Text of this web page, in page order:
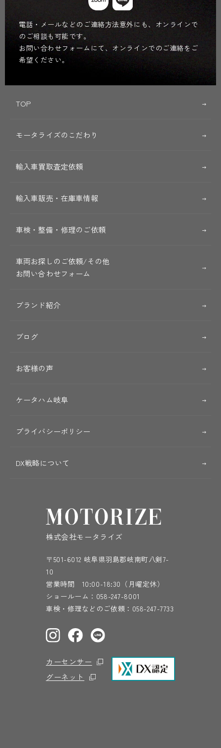
電話・メールなどのご連絡方法意外にも、オンラインで
のご相談も可能です。
お問い合わせフォームにて、オンラインでのご連絡をご
希望ください。
TOP
モータライズのこだわり
輸入車買取査定依頼
輸入車販売・在庫車情報
車検・整備・修理のご依頼
車両お探しのご依頼/その他
お問い合わせフォーム
ブランド紹介
ブログ
お客様の声
ケータハム岐阜
プライバシーポリシー
DX戦略について
株式会社モータライズ
〒501-6012 岐阜県羽島郡岐南町八剣7-
10
営業時間 10:00-18:30（月曜定休）
ショールーム： 058-247-8001
車検・修理などのご依頼： 058-247-7733
カーセンサー
グーネット